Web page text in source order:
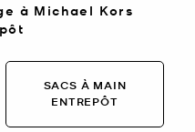
à Michael Kors
SACS À MAIN
ENTREPÔT